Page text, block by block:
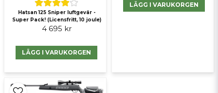
Skicka fråga
Hatsan 125 Sniper luftgevär -
Super Pack! (Licensfritt, 10 joule)
4 695 kr
LÄGG I VARUKORGEN
LÄGG I VARUKORGEN